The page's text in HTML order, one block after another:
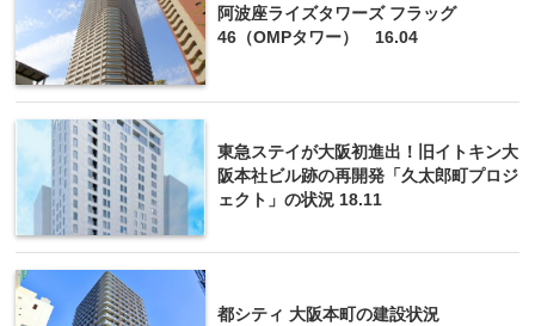
阿波座ライズタワーズ フラッグ
46（OMPタワー） 16.04
東急ステイが大阪初進出！旧イトキン大
阪本社ビル跡の再開発「久太郎町プロジ
ェクト」の状況 18.11
都シティ 大阪本町の建設状況